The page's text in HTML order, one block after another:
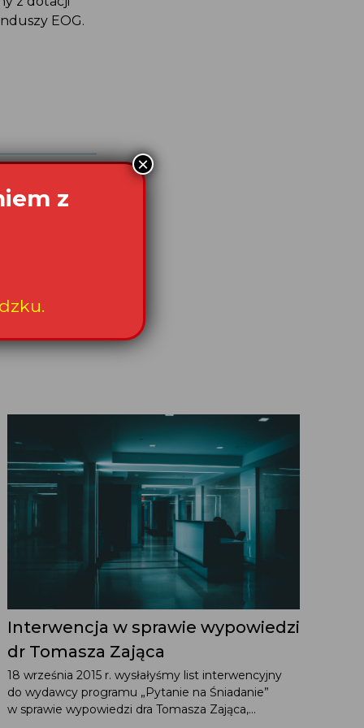
EOG.
Interwencja w sprawie wypowiedzi
dr Tomasza Zająca
18 września 2015 r. wysłałyśmy list interwencyjny
do wydawcy programu „Pytanie na Śniadanie”
w sprawie wypowiedzi dra Tomasza Zająca,...
z
×